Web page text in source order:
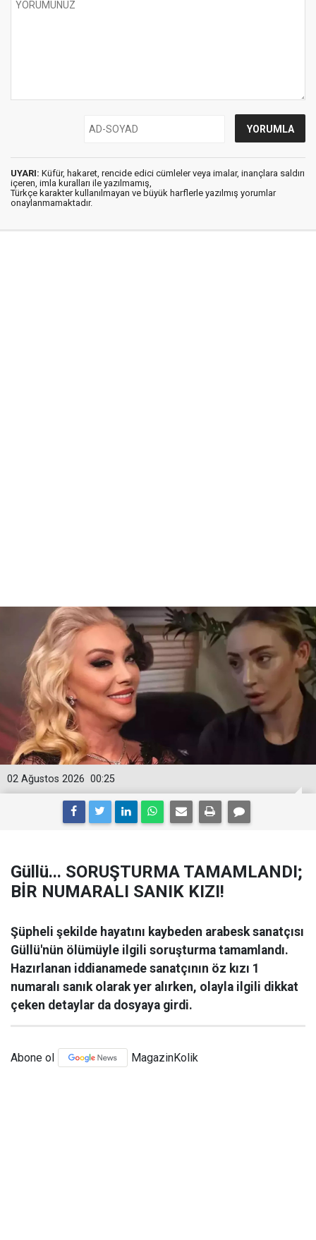
UYARI: Küfür, hakaret, rencide edici cümleler veya imalar, inançlara saldırı
içeren, imla kuralları ile yazılmamış,
Türkçe karakter kullanılmayan ve büyük harflerle yazılmış yorumlar
onaylanmamaktadır.
00:25
02 Ağustos 2026
Güllü... SORUŞTURMA TAMAMLANDI;
BİR NUMARALI SANIK KIZI!
Şüpheli şekilde hayatını kaybeden arabesk sanatçısı
Güllü'nün ölümüyle ilgili soruşturma tamamlandı.
Hazırlanan iddianamede sanatçının öz kızı 1
numaralı sanık olarak yer alırken, olayla ilgili dikkat
çeken detaylar da dosyaya girdi.
Abone ol MagazinKolik